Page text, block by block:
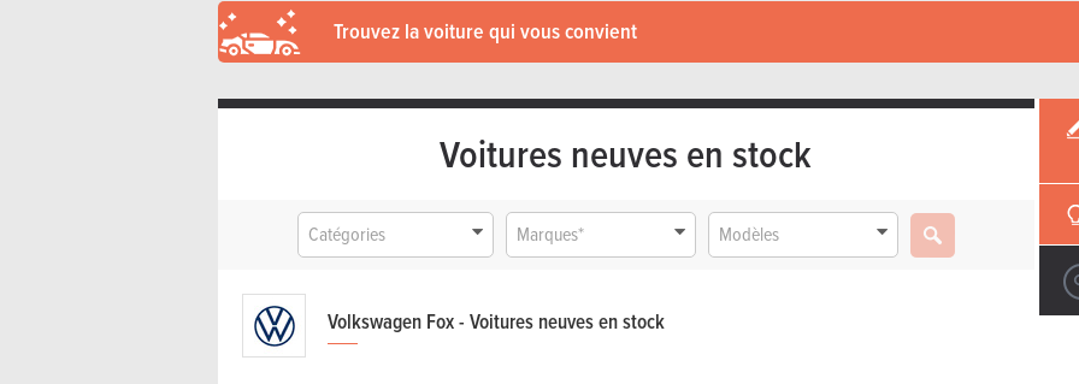
Trouvez la voiture qui vous convient
Voitures neuves en stock
Catégories Marques* Modèles
Volkswagen Fox - Voitures neuves en stock